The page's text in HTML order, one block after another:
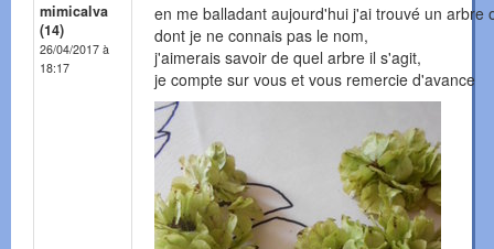
mimicalva
(14)
26/04/2017 à
18:17
en me balladant aujourd'hui j'ai trouvé un arbre
dont je ne connais pas le nom,
j'aimerais savoir de quel arbre il s'agit,
je compte sur vous et vous remercie d'avance